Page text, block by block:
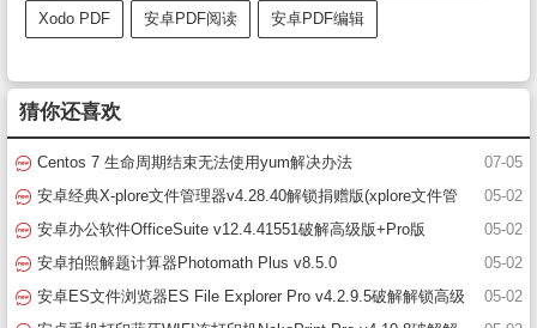
Xodo PDF 安卓PDF阅读 安卓PDF编辑
猜你还喜欢
07-05
Centos 7 生命周期结束无法使用yum解决办法
05-02
安卓经典X-plore文件管理器v4.28.40解锁捐赠版(xplore文件管
理器破解版)
05-02
安卓办公软件OfficeSuite v12.4.41551破解高级版+Pro版
05-02
安卓拍照解题计算器Photomath Plus v8.5.0
05-02
安卓ES文件浏览器ES File Explorer Pro v4.2.9.5破解解锁高级